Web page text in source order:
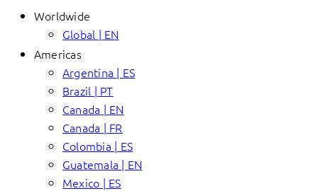
Worldwide
Global | EN
Americas
Argentina | ES
Brazil | PT
Canada | EN
Canada | FR
Colombia | ES
Guatemala | EN
Mexico | ES